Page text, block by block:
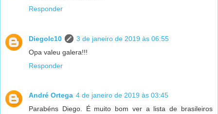
Responder
Diegolc10
3 de janeiro de 2019 às 06:55
Opa valeu galera!!!
Responder
André Ortega 4 de janeiro de 2019 às 03:45
Parabéns Diego. É muito bom ver a lista de brasileiros